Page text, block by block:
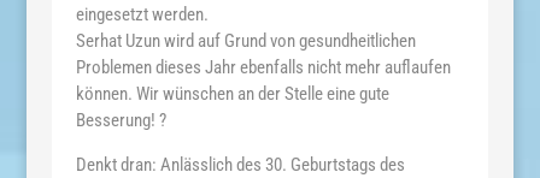
eingesetzt werden.
Serhat Uzun wird auf Grund von gesundheitlichen
Problemen dieses Jahr ebenfalls nicht mehr auflaufen
können. Wir wünschen an der Stelle eine gute
Besserung! ?
Denkt dran: Anlässlich des 30. Geburtstags des